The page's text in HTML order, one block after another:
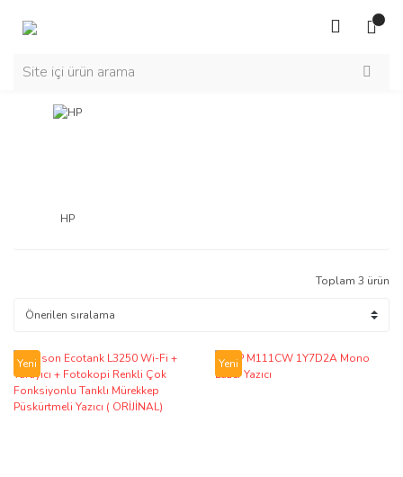
HP
Toplam 3 ürün
Yeni Yeni